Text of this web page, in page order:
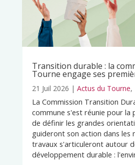
Transition durable : la
Tourne engage ses
21 Juil 2026 | Actus du Tourne,
La Commission Transition
commune s'est réunie pour la
de définir les grandes
guideront son action dans les
travaux s'articuleront autour
développement durable :